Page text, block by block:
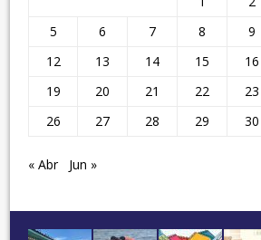
5
6 7 8 9
12
13 14 15 16
19
20 21 22 23
26
27 28 29 30
« Abr Jun »